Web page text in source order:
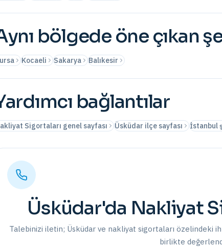
bölgede öne çıkan
Kocaeli Sakarya Balıkesir
bağlantılar
Sigortaları genel sayfası Üsküdar ilçe sayfası İstanbul
Üsküdar'da Nakliyat
Talebinizi iletin; Üsküdar ve nakliyat sigortaları özelindeki
birlikte